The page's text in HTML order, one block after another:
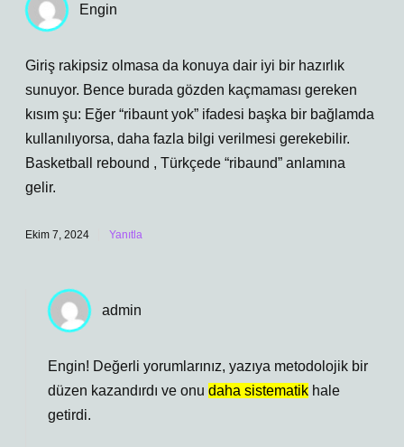
Engin
Giriş rakipsiz olmasa da konuya dair iyi bir hazırlık
sunuyor. Bence burada gözden kaçmaması gereken
kısım şu: Eğer “ribaunt yok” ifadesi başka bir bağlamda
kullanılıyorsa, daha fazla bilgi verilmesi gerekebilir.
Basketball rebound , Türkçede “ribaund” anlamına
gelir.
Ekim 7, 2024 Yanıtla
admin
Engin! Değerli yorumlarınız, yazıya metodolojik bir
düzen kazandırdı ve onu daha sistematik hale
getirdi.